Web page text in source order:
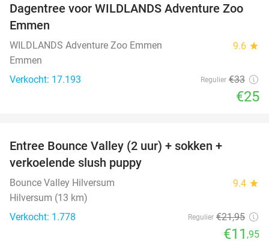
24%
Dagentree voor WILDLANDS Adventure Zoo
Emmen
WILDLANDS Adventure Zoo Emmen 9.6 star
Emmen
Verkocht: 17.193
Regulier €33
€25
Entree Bounce Valley (2 uur) + sokken +
verkoelende slush puppy
Bounce Valley Hilversum 9.4 star
Hilversum (13 km)
Verkocht: 1.778
Regulier €21,95
€11 ,95